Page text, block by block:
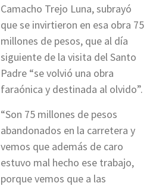
Camacho Trejo Luna, subrayó
que se invirtieron en esa obra 75
millones de pesos, que al día
siguiente de la visita del Santo
Padre “se volvió una obra
faraónica y destinada al olvido”.
“Son 75 millones de pesos
abandonados en la carretera y
vemos que además de caro
estuvo mal hecho ese trabajo,
porque vemos que a las